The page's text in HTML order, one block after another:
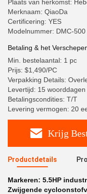
Plaats van herkomst:
Merknaam: QiaoDa
Certificering: YES
Modelnummer: DMC-500
Betaling & het
Min. bestelaantal: 1 pc
Prijs: $1,490/PC
Verpakking Details:
Levertijd: 15 woorddagen
Betalingscondities: T/T
Levering vermogen: 20
Krijg
Productdetails
Markeren: 5.5HP
Zwijgende